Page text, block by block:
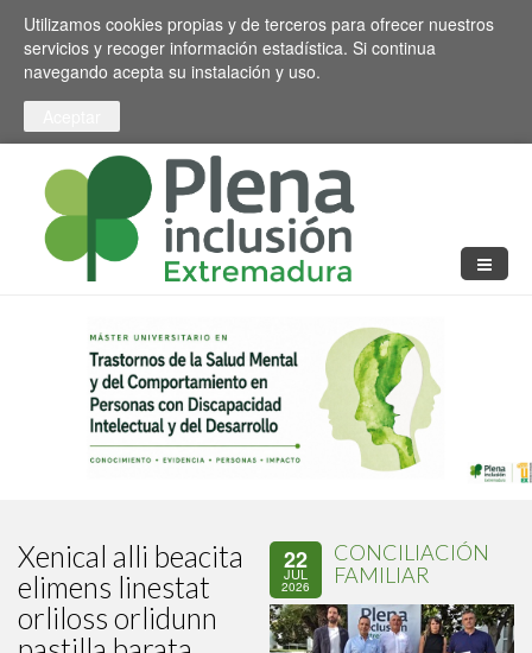
Pasar al contenido principal
Toggle high contrast
Utilizamos cookies propias y de terceros para ofrecer nuestros
servicios y recoger información estadística. Si continua
navegando acepta su instalación y uso.
Xenical alli beacita
elimens linestat
orliloss orlidunn
22
JUL
2026
CONCILIACIÓN
FAMILIAR